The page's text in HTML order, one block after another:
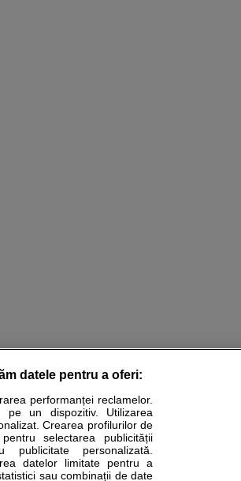
Stiri medicale
Ele nu pot substitui consultul medical direct si
fie medicul Dvs., fie unul dintre medicii pe care
datele pentru a oferi:
performanței reclamelor.
pe un dispozitiv. Utilizarea
Crearea profilurilor de
selectarea publicității
publicitate personalizată.
datelor limitate pentru a
sau combinații de date